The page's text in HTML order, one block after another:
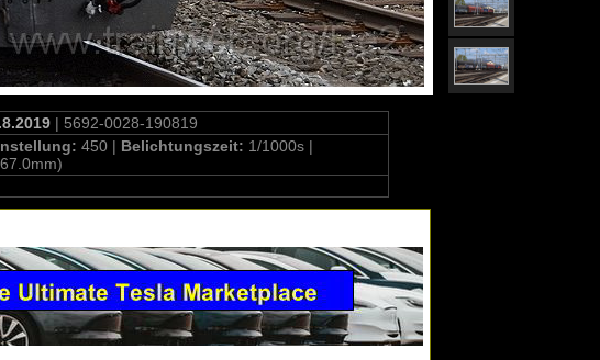
| 5692-0028-190819
450 | Belichtungszeit: 1/1000s |